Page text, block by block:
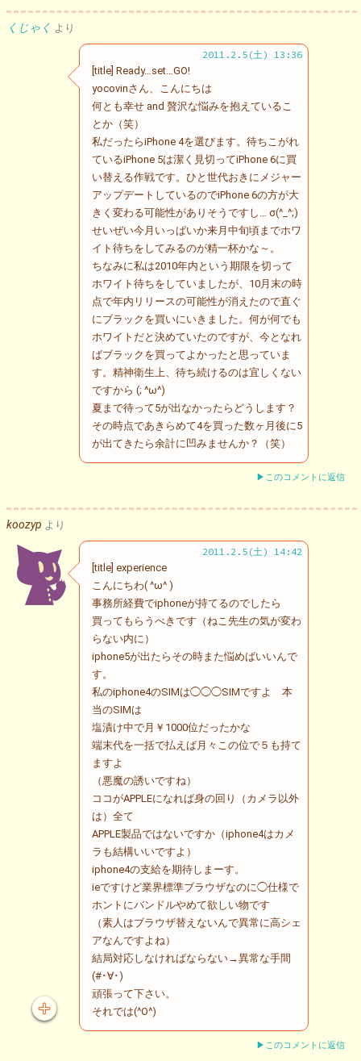
くじゃく より
2011.2.5(土) 13:36
[title] Ready…set…GO!
yocovinさん、こんにちは
何とも幸せ and 贅沢な悩みを抱えているこ
とか（笑）
私だったらiPhone 4を選びます。待ちこがれ
ているiPhone 5は潔く見切ってiPhone 6に買
い替える作戦です。ひと世代おきにメジャー
アップデートしているのでiPhone 6の方が大
きく変わる可能性がありそうですし… σ(^_^;)
せいぜい今月いっぱいか来月中旬頃までホワ
イト待ちをしてみるのが精一杯かな～。
ちなみに私は2010年内という期限を切って
ホワイト待ちをしていましたが、10月末の時
点で年内リリースの可能性が消えたので直ぐ
にブラックを買いにいきました。何が何でも
ホワイトだと決めていたのですが、今となれ
ばブラックを買ってよかったと思っていま
す。精神衛生上、待ち続けるのは宜しくない
ですから (; ^ω^)
夏まで待って5が出なかったらどうします？
その時点であきらめて4を買った数ヶ月後に5
が出てきたら余計に凹みませんか？（笑）
▶このコメントに返信
koozyp より
2011.2.5(土) 14:42
[title] experience
こんにちわ( ^ω^ )
事務所経費でiphoneが持てるのでしたら
買ってもらうべきです（ねこ先生の気が変わ
らない内に）
iphone5が出たらその時また悩めばいいんで
す。
私のiphone4のSIMは◯◯◯SIMですよ 本
当のSIMは
塩漬け中で月￥1000位だったかな
端末代を一括で払えば月々この位で５も持て
ますよ
（悪魔の誘いですね）
ココがAPPLEになれば身の回り（カメラ以外
は）全て
APPLE製品ではないですか（iphone4はカメ
ラも結構いいですよ）
iphone4の支給を期待しまーす。
ieですけど業界標準ブラウザなのに◯仕様で
ホントにバンドルやめて欲しい物です
（素人はブラウザ替えないんで異常に高シェ
アなんですよね）
結局対応しなければならない→異常な手間
(#･∀･)
頑張って下さい。
それでは(^O^)
▶このコメントに返信